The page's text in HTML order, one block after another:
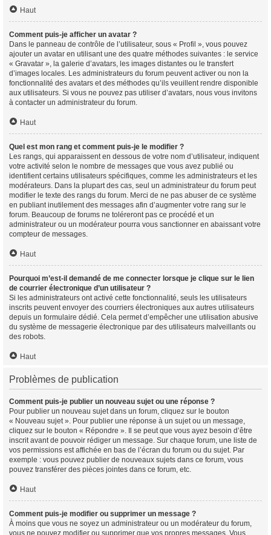
Haut
Comment puis-je afficher un avatar ?
Dans le panneau de contrôle de l’utilisateur, sous « Profil », vous pouvez
ajouter un avatar en utilisant une des quatre méthodes suivantes : le service
« Gravatar », la galerie d’avatars, les images distantes ou le transfert
d’images locales. Les administrateurs du forum peuvent activer ou non la
fonctionnalité des avatars et des méthodes qu’ils veuillent rendre disponible
aux utilisateurs. Si vous ne pouvez pas utiliser d’avatars, nous vous invitons
à contacter un administrateur du forum.
Haut
Quel est mon rang et comment puis-je le modifier ?
Les rangs, qui apparaissent en dessous de votre nom d’utilisateur, indiquent
votre activité selon le nombre de messages que vous avez publié ou
identifient certains utilisateurs spécifiques, comme les administrateurs et les
modérateurs. Dans la plupart des cas, seul un administrateur du forum peut
modifier le texte des rangs du forum. Merci de ne pas abuser de ce système
en publiant inutilement des messages afin d’augmenter votre rang sur le
forum. Beaucoup de forums ne toléreront pas ce procédé et un
administrateur ou un modérateur pourra vous sanctionner en abaissant votre
compteur de messages.
Haut
Pourquoi m’est-il demandé de me connecter lorsque je clique sur le lien
de courrier électronique d’un utilisateur ?
Si les administrateurs ont activé cette fonctionnalité, seuls les utilisateurs
inscrits peuvent envoyer des courriers électroniques aux autres utilisateurs
depuis un formulaire dédié. Cela permet d’empêcher une utilisation abusive
du système de messagerie électronique par des utilisateurs malveillants ou
des robots.
Haut
Problèmes de publication
Comment puis-je publier un nouveau sujet ou une réponse ?
Pour publier un nouveau sujet dans un forum, cliquez sur le bouton
« Nouveau sujet ». Pour publier une réponse à un sujet ou un message,
cliquez sur le bouton « Répondre ». Il se peut que vous ayez besoin d’être
inscrit avant de pouvoir rédiger un message. Sur chaque forum, une liste de
vos permissions est affichée en bas de l’écran du forum ou du sujet. Par
exemple : vous pouvez publier de nouveaux sujets dans ce forum, vous
pouvez transférer des pièces jointes dans ce forum, etc.
Haut
Comment puis-je modifier ou supprimer un message ?
À moins que vous ne soyez un administrateur ou un modérateur du forum,
vous ne pouvez modifier ou supprimer que vos propres messages. Vous